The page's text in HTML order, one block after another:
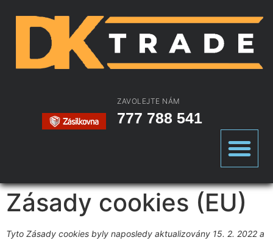
ZAVOLEJTE NÁM
777 788 541
Zásady cookies (EU)
Tyto Zásady cookies byly naposledy aktualizovány 15. 2. 2022 a